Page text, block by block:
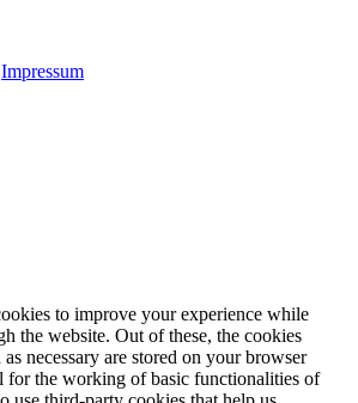
Impressum
to improve your experience while
the website. Out of these, the cookies
necessary are stored on your browser
for the working of basic functionalities of